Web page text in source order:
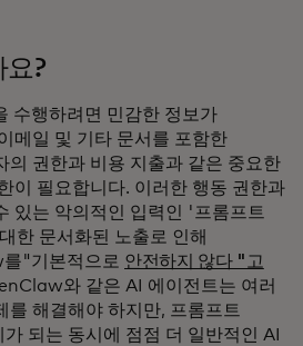
요?
수행하려면 민감한 정보가
메일 및 기타 문서를 포함한
의 권한과 비용 지출과 같은 중요한
이 필요합니다. 이러한 행동 권한과
있는 악의적인 입력인 '프롬프트
한 문서화된 노출로 인해
"기본적으로 안전하지 않다 "고
와 같은 AI 에이전트는 여러
를 해결해야 하지만, 프롬프트
되는 동시에 점점 더 일반적인 AI